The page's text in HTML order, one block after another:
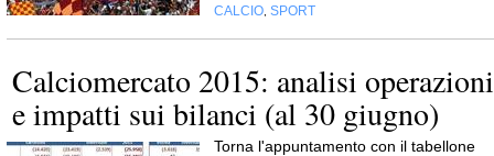
CALCIO SPORT
Calciomercato 2015: analisi operazioni
e impatti sui bilanci (al 30 giugno)
Torna l'appuntamento con il tabellone